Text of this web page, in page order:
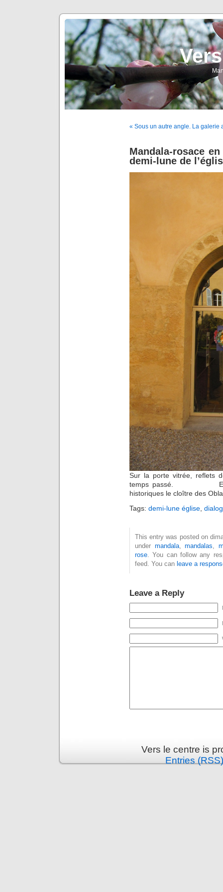
« Sous un autre angle. La galerie
Mandala-rosace
demi-lune de
Sur la porte vitrée, reflets
temps passé. En
historiques le cloître des
Tags: demi-lune église
This entry was posted on
under mandala, mandalas,
rose. You can follow any
feed. You can leave a
Leave a Reply
Vers le centre is
Entries (RSS)